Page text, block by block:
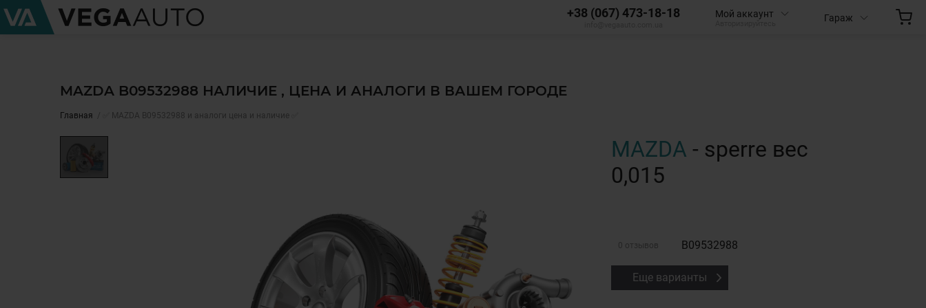
+38 (067) 473-18-18 Мой аккаунт Гараж
MAZDA B09532988 НАЛИЧИЕ , ЦЕНА И АНАЛОГИ В ВАШЕМ ГОРОДЕ
Главная ✅ MAZDA B09532988 и аналоги цена и наличие ✅
MAZDA - sperre вес
0,015
0 отзывов B09532988
Еще варианты